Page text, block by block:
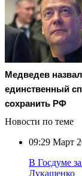
Медведев назвал
единственный
сохранить РФ
Новости по теме
09:29 Март
В Госдуме
Лукашенко